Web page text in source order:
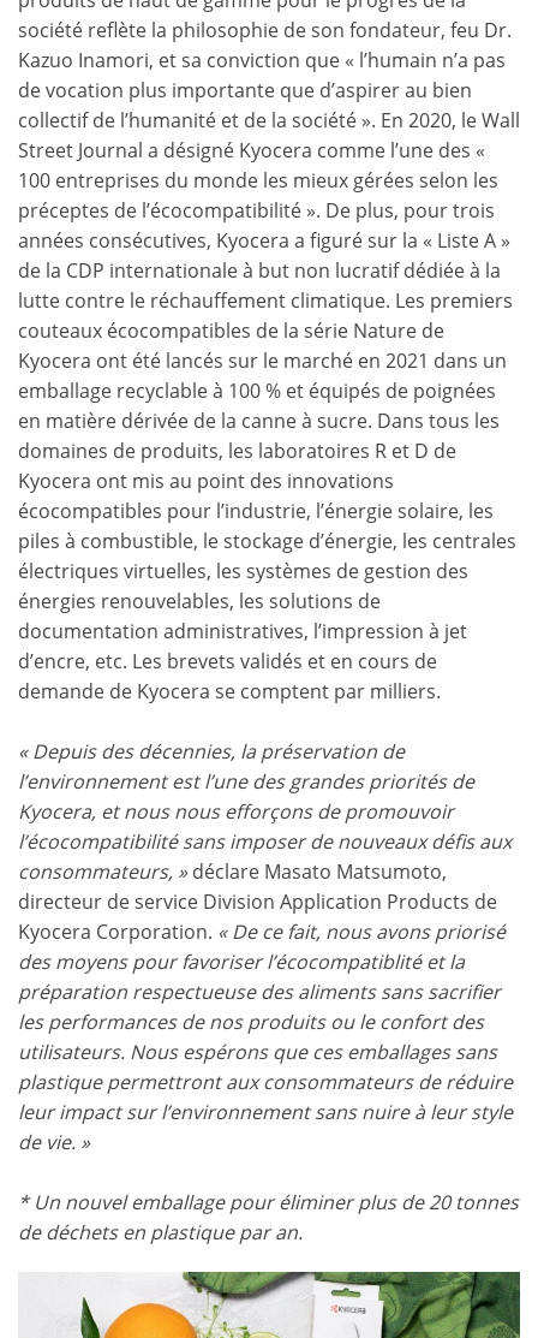
société reflète la philosophie de son fondateur, feu Dr.
Kazuo Inamori, et sa conviction que « l’humain n’a pas
de vocation plus importante que d’aspirer au bien
collectif de l’humanité et de la société ». En 2020, le Wall
Street Journal a désigné Kyocera comme l’une des «
100 entreprises du monde les mieux gérées selon les
préceptes de l’écocompatibilité ». De plus, pour trois
années consécutives, Kyocera a figuré sur la « Liste A »
de la CDP internationale à but non lucratif dédiée à la
lutte contre le réchauffement climatique. Les premiers
couteaux écocompatibles de la série Nature de
Kyocera ont été lancés sur le marché en 2021 dans un
emballage recyclable à 100 % et équipés de poignées
en matière dérivée de la canne à sucre. Dans tous les
domaines de produits, les laboratoires R et D de
Kyocera ont mis au point des innovations
écocompatibles pour l’industrie, l’énergie solaire, les
piles à combustible, le stockage d’énergie, les centrales
électriques virtuelles, les systèmes de gestion des
énergies renouvelables, les solutions de
documentation administratives, l’impression à jet
d’encre, etc. Les brevets validés et en cours de
demande de Kyocera se comptent par milliers.
« Depuis des décennies, la préservation de
l’environnement est l’une des grandes priorités de
Kyocera, et nous nous efforçons de promouvoir
l’écocompatibilité sans imposer de nouveaux défis aux
consommateurs, »déclare Masato Matsumoto,
directeur de service Division Application Products de
Kyocera Corporation. « De ce fait, nous avons priorisé
des moyens pour favoriser l’écocompatiblité et la
préparation respectueuse des aliments sans sacrifier
les performances de nos produits ou le confort des
utilisateurs. Nous espérons que ces emballages sans
plastique permettront aux consommateurs de réduire
leur impact sur l’environnement sans nuire à leur style
de vie. »
* Un nouvel emballage pour éliminer plus de 20 tonnes
de déchets en plastique par an.